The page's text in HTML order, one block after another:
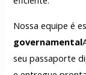
Nossa equipe é
governamental
seu passaporte